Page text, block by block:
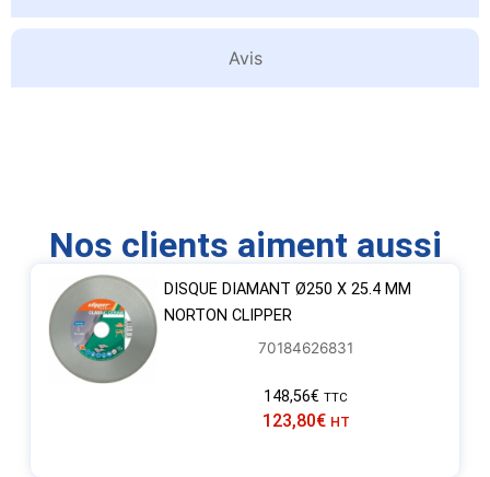
Avis
Nos clients aiment aussi
DISQUE DIAMANT Ø250 X 25.4 MM
NORTON CLIPPER
70184626831
148,56€ TTC
123,80€ HT